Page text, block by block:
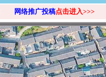
网络推广投稿点击进入>>>